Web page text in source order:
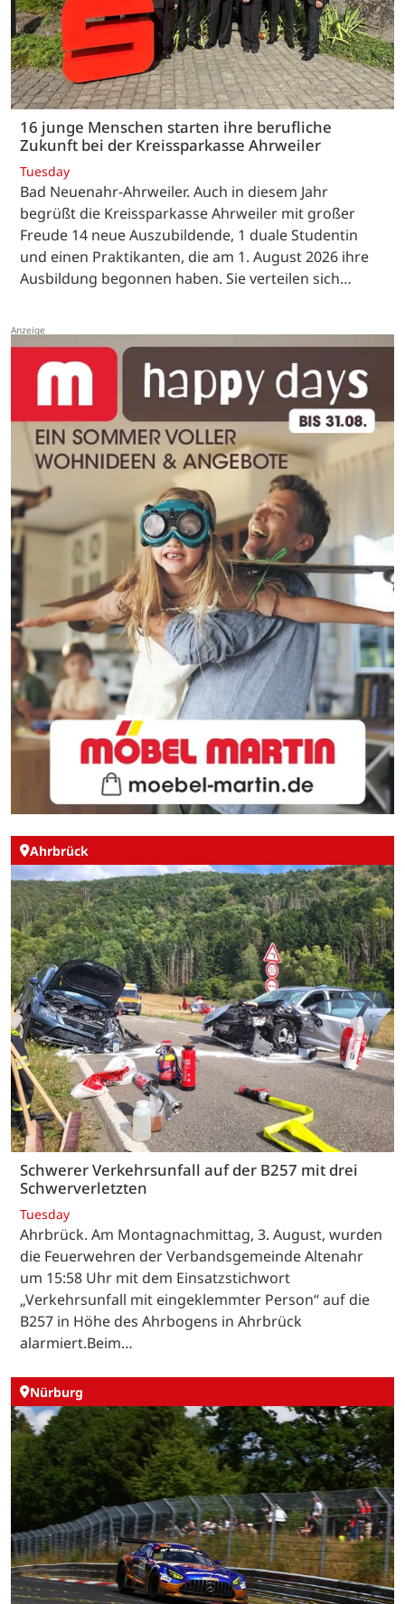
16 junge Menschen starten ihre berufliche
Zukunft bei der Kreissparkasse Ahrweiler
Tuesday
Bad Neuenahr-Ahrweiler. Auch in diesem Jahr
begrüßt die Kreissparkasse Ahrweiler mit großer
Freude 14 neue Auszubildende, 1 duale Studentin
und einen Praktikanten, die am 1. August 2026 ihre
Ausbildung begonnen haben. Sie verteilen sich…
Ahrbrück
Schwerer Verkehrsunfall auf der B257 mit drei
Schwerverletzten
Tuesday
Ahrbrück. Am Montagnachmittag, 3. August, wurden
die Feuerwehren der Verbandsgemeinde Altenahr
um 15:58 Uhr mit dem Einsatzstichwort
„Verkehrsunfall mit eingeklemmter Person“ auf die
B257 in Höhe des Ahrbogens in Ahrbrück
alarmiert.Beim…
Nürburg